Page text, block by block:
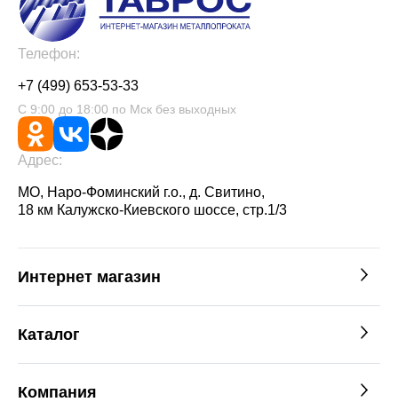
Телефон:
+7 (499) 653-53-33
С 9:00 до 18:00 по Мск без выходных
Адрес:
МО, Наро-Фоминский г.о., д. Свитино,
18 км Калужско-Киевского шоссе, стр.1/3
Интернет магазин
Каталог
Компания